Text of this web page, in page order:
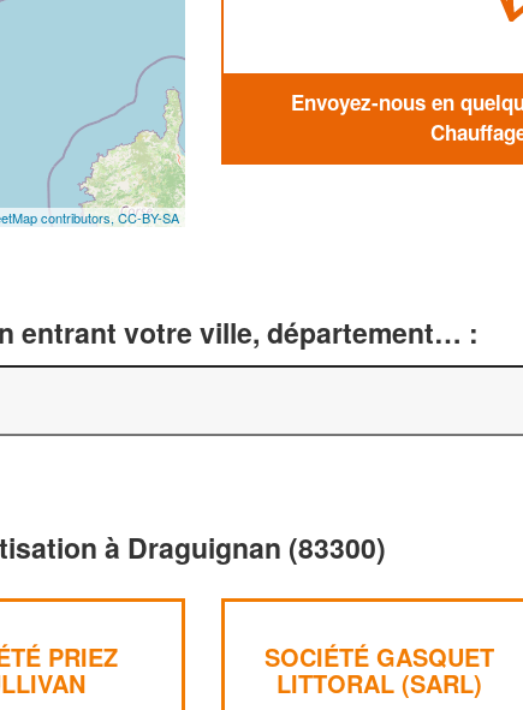
contributors, CC-BY-SA
Envoyez-nous en
entrant votre ville, département… :
à Draguignan (83300)
PRIEZ SOCIÉTÉ GASQUET
LITTORAL (SARL)